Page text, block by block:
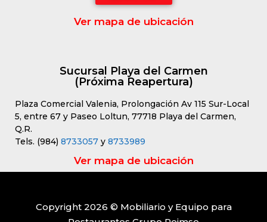
Ver mapa de ubicación
Sucursal Playa del Carmen
(Próxima Reapertura)
Plaza Comercial Valenia, Prolongación Av 115 Sur-Local
5, entre 67 y Paseo Loltun, 77718 Playa del Carmen,
Q.R.
Tels. (984) 8733057 y 8733989
Ver mapa de ubicación
Copyright 2026 © Mobiliario y Equipo para